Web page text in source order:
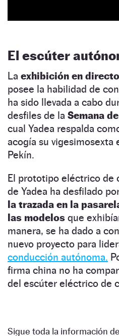
El escúter
La exhibición en directo
posee la habilidad de
ha sido llevada a cabo
desfiles de la Semana
cual Yadea respalda
acogía su vigesimosexta
Pekín.
El prototipo eléctrico de
de Yadea ha desfilado
la trazada en la
las modelos que
manera, se ha dado a
nuevo proyecto para
conducción autónoma.
firma china no ha
del escúter eléctrico de
Sigue toda la información